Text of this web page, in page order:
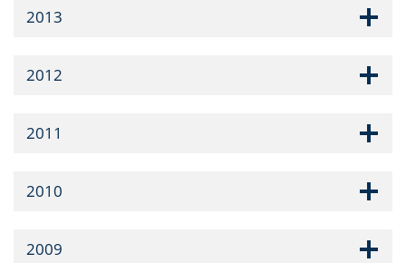
2013
2012
2011
2010
2009